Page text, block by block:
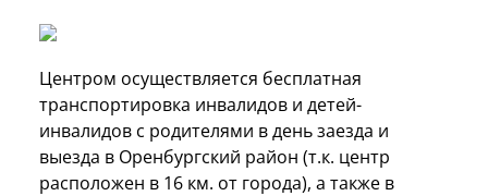
Центром осуществляется бесплатная
транспортировка инвалидов и детей-
инвалидов с родителями в день заезда и
выезда в Оренбургский район (т.к. центр
расположен в 16 км. от города), а также в